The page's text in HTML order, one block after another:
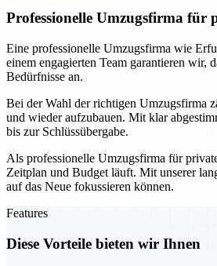
Professionelle Umzugsfirma
Eine professionelle Umzugsfirma wie
einem engagierten Team garantieren
Bedürfnisse an.
Bei der Wahl der richtigen Umzugsfirma
und wieder aufzubauen. Mit klar
bis zur Schlüssübergabe.
Als professionelle Umzugsfirma für
Zeitplan und Budget läuft. Mit unserer
auf das Neue fokussieren können.
Features
Diese Vorteile bieten wir Ihnen